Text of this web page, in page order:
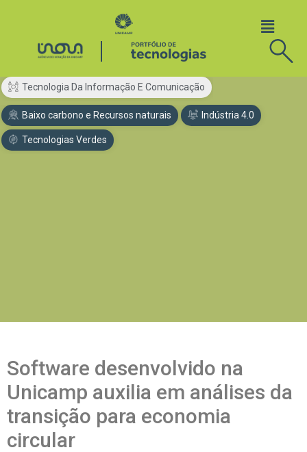
Tecnologia Da Informação E Comunicação
Baixo carbono e Recursos naturais Indústria 4.0
Tecnologias Verdes
Software desenvolvido na
Unicamp auxilia em análises da
transição para economia
circular